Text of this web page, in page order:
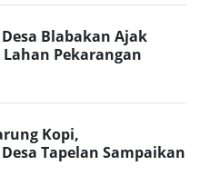
Blabakan Ajak
Pekarangan
Kopi,
Tapelan Sampaikan